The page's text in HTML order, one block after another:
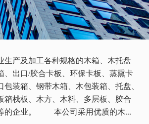
生产及加工各种规格的木箱、木托盘
、出口/胶合卡板、环保卡板、蒸熏卡
包装箱、钢带木箱、木包装箱、托盘、
箱栈板、木方、木料、多层板、胶合
的企业。 本公司采用优质的木...